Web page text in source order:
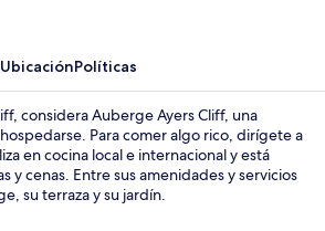
UbicaciónPolíticas
considera Auberge Ayers Cliff, una
Para comer algo rico, dirígete a
en cocina local e internacional y está
y cenas. Entre sus amenidades y servicios
su terraza y su jardín.